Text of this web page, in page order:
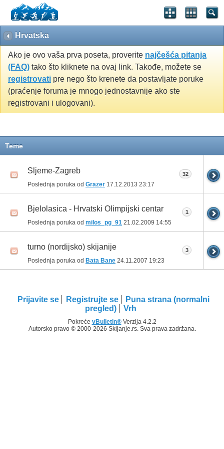
Hrvatska
Ako je ovo vaša prva poseta, proverite najčešća pitanja
(FAQ) tako što kliknete na ovaj link. Takođe, možete se
registrovati pre nego što krenete da postavljate poruke
(praćenje foruma je mnogo jednostavnije ako ste
registrovani i ulogovani).
Teme
Sljeme-Zagreb
Poslednja poruka od Grazer 17.12.2013 23:17
32
Bjelolasica - Hrvatski Olimpijski centar
Poslednja poruka od milos_pg_91 21.02.2009 14:55
1
turno (nordijsko) skijanije
Poslednja poruka od Bata Bane 24.11.2007 19:23
3
Prijavite se Registrujte se
Puna strana (normalni
pregled)
Vrh
Pokreće vBulletin®Verzija 4.2.2
Autorsko pravo © 2000-2026 Skijanje.rs. Sva prava zadržana.